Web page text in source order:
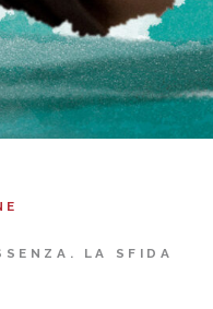
LA SFIDA